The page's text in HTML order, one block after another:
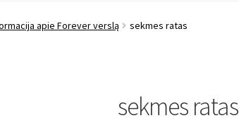
apie Forever verslą sekmes ratas
sekmes ratas